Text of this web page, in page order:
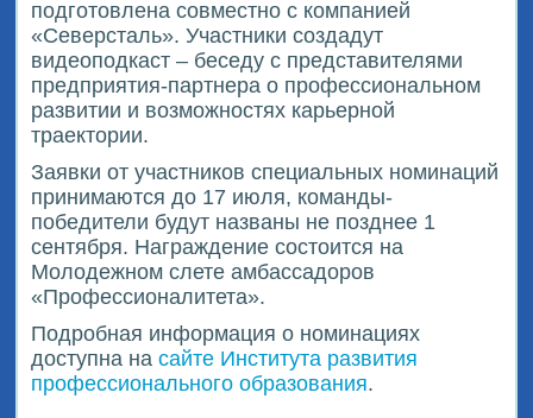
подготовлена совместно с компанией
«Северсталь». Участники создадут
видеоподкаст – беседу с представителями
предприятия-партнера о профессиональном
развитии и возможностях карьерной
траектории.
Заявки от участников специальных номинаций
принимаются до 17 июля, команды-
победители будут названы не позднее 1
сентября. Награждение состоится на
Молодежном слете амбассадоров
«Профессионалитета».
Подробная информация о номинациях
доступна на сайте Института развития
профессионального образования.